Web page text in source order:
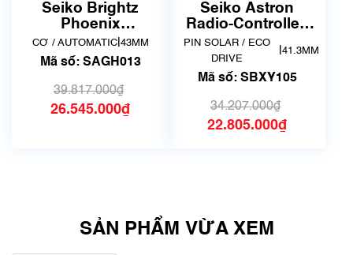
dụng, hàng đẹp, có chút
xước dăm)
Seiko Brightz
Phoenix
Mechanical
SAGH013
CƠ / AUTOMATIC| 43MM
Mã số: SAGH013
39.817.000₫
26.545.000₫
dụng, hàng đẹp, có chút
xước dăm)
Seiko Astron
Radio-Controlled
Solar Titanium
SBXY105
PIN SOLAR / ECO
DRIVE
41.3MM
Mã số: SBXY105
34.207.000₫
22.805.000₫
SẢN PHẨM VỪA XEM